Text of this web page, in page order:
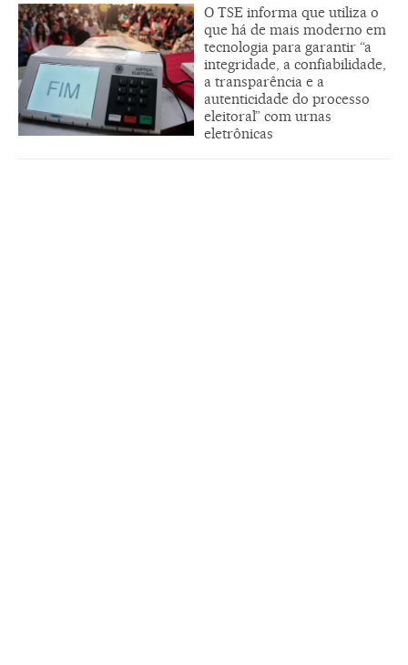
O TSE informa que utiliza o
que há de mais moderno em
tecnologia para garantir “a
integridade, a confiabilidade,
a transparência e a
autenticidade do processo
eleitoral” com urnas
eletrônicas